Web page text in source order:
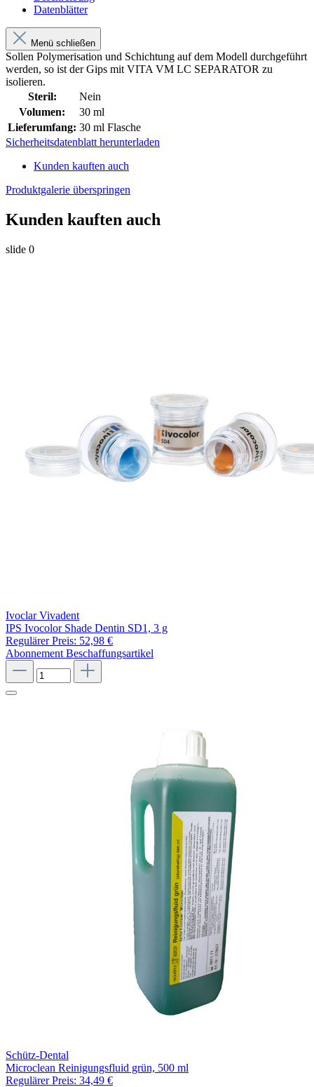
Datenblätter
Menü schließen
Sollen Polymerisation und Schichtung auf dem Modell durchgeführt
werden, so ist der Gips mit VITA VM LC SEPARATOR zu
isolieren.
Steril:
Nein
Volumen:
30 ml
Lieferumfang: 30 ml Flasche
Sicherheitsdatenblatt herunterladen
Kunden kauften auch
Produktgalerie überspringen
Kunden kauften auch
slide 0
Ivoclar Vivadent
IPS Ivocolor Shade Dentin SD1, 3 g
Regulärer Preis: 52,98 €
Abonnement Beschaffungsartikel
Schütz-Dental
Microclean Reinigungsfluid grün, 500 ml
Regulärer Preis: 34,49 €